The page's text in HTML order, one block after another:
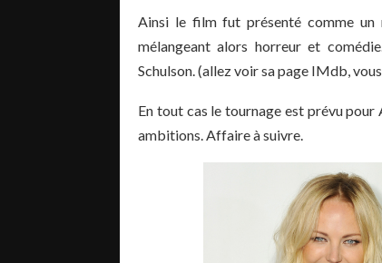
Ainsi le film fut présenté comme
mélangeant alors horreur et
Schulson. (allez voir sa page IMdb,
En tout cas le tournage est prévu pour
ambitions. Affaire à suivre.